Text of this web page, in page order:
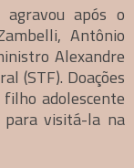
após o
Antônio
Alexandre
(STF). Doações
adolescente
para visitá-la na